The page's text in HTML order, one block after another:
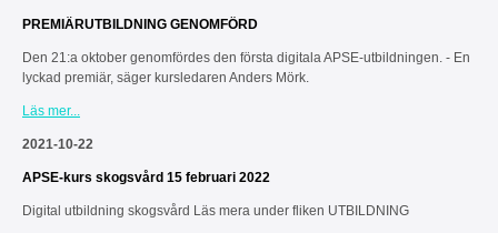
PREMIÄRUTBILDNING GENOMFÖRD
Den 21:a oktober genomfördes den första digitala APSE-utbildningen. - En
lyckad premiär, säger kursledaren Anders Mörk.
Läs mer...
2021-10-22
APSE-kurs skogsvård 15 februari 2022
Digital utbildning skogsvård Läs mera under fliken UTBILDNING